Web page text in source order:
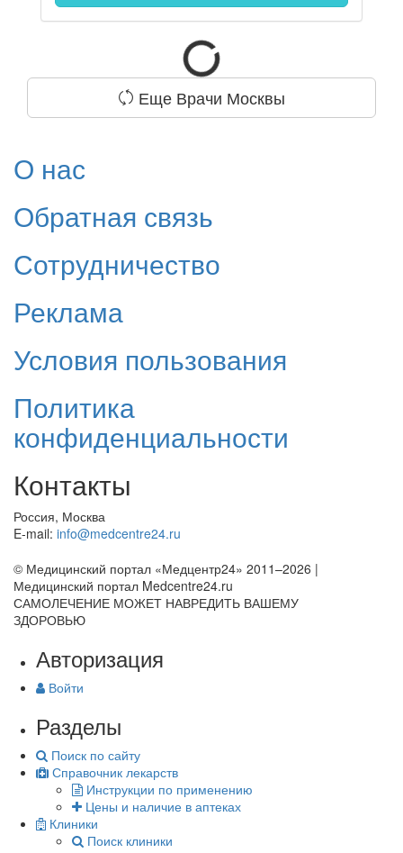
Еще Врачи Москвы
О нас
Обратная связь
Сотрудничество
Реклама
Условия пользования
Политика
конфиденциальности
Контакты
Россия, Москва
E-mail: info@medcentre24.ru
© Медицинский портал «Медцентр24» 2011–2026 |
Медицинский портал Medcentre24.ru
САМОЛЕЧЕНИЕ МОЖЕТ НАВРЕДИТЬ ВАШЕМУ
ЗДОРОВЬЮ
Авторизация
Войти
Разделы
Поиск по сайту
Справочник лекарств
Инструкции по применению
Цены и наличие в аптеках
Клиники
Поиск клиники